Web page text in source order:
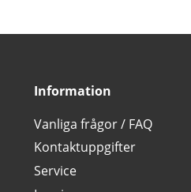
Information
Vanliga frågor / FAQ
Kontaktuppgifter
Service